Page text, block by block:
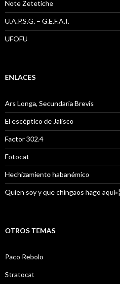
Note Zetetiche
U.A.P.S.G. – G.E.F.A.I.
UFOFU
ENLACES
Ars Longa, Secundaria Brevis
El escéptico de Jalisco
Factor 302.4
Fotocat
Hechizamiento habanémico
Quien soy y que chingaos hago aquí»¦
OTROS TEMAS
Paco Rebolo
Stratocat